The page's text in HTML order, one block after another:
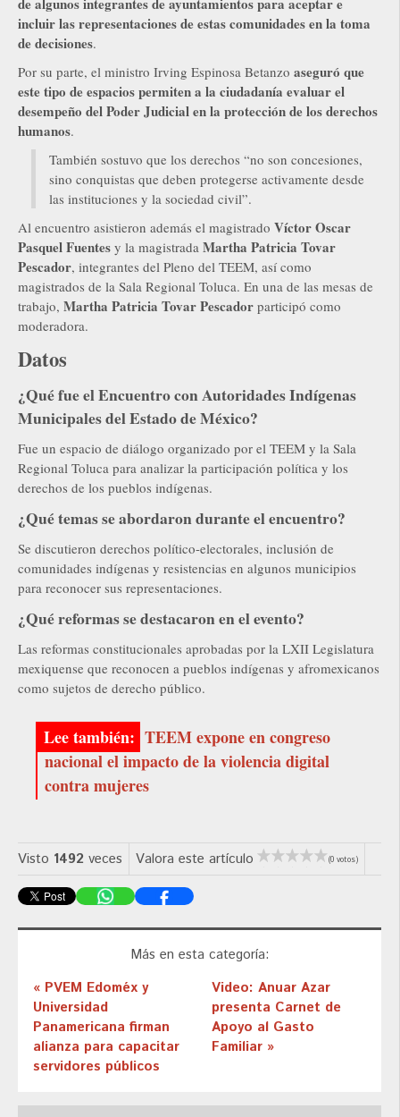
incluir las representaciones de estas comunidades en la toma
de decisiones.
Por su parte, el ministro Irving Espinosa Betanzo aseguró que
este tipo de espacios permiten a la ciudadanía evaluar el
desempeño del Poder Judicial en la protección de los derechos
humanos.
También sostuvo que los derechos “no son concesiones,
sino conquistas que deben protegerse activamente desde
las instituciones y la sociedad civil”.
Al encuentro asistieron además el magistrado Víctor Oscar
Pasquel Fuentes y la magistrada Martha Patricia Tovar
Pescador, integrantes del Pleno del TEEM, así como
magistrados de la Sala Regional Toluca. En una de las mesas de
trabajo, Martha Patricia Tovar Pescador participó como
moderadora.
Datos
¿Qué fue el Encuentro con Autoridades Indígenas
Municipales del Estado de México?
Fue un espacio de diálogo organizado por el TEEM y la Sala
Regional Toluca para analizar la participación política y los
derechos de los pueblos indígenas.
¿Qué temas se abordaron durante el encuentro?
Se discutieron derechos político-electorales, inclusión de
comunidades indígenas y resistencias en algunos municipios
para reconocer sus representaciones.
¿Qué reformas se destacaron en el evento?
Las reformas constitucionales aprobadas por la LXII Legislatura
mexiquense que reconocen a pueblos indígenas y afromexicanos
como sujetos de derecho público.
TEEM expone en congreso
nacional el impacto de la violencia digital
contra mujeres
Visto 1492 veces Valora este artículo (0 votos)
Más en esta categoría:
« PVEM Edoméx y
Universidad
Panamericana firman
alianza para capacitar
servidores públicos
Video: Anuar Azar
presenta Carnet de
Apoyo al Gasto
Familiar »